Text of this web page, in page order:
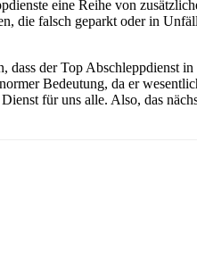
eine Reihe von
die falsch geparkt oder in
dass der Top Abschleppdienst
Bedeutung, da er
für uns alle. Also, das